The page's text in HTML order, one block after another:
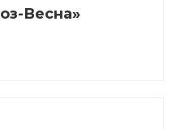
Весна»